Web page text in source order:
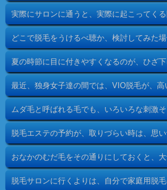
実際にサロンに通うと、実際に起こってく
どこで脱毛をうけるべ聴か、検討してみた場
夏の時節に目に付きやすくなるのが、ひざ
最近、独身女子達の間では、VIO脱毛が、高
ムダ毛と呼ばれる毛でも、いろいろな刺激
脱毛エステの予約が、取りづらい時は、思い
おなかのむだ毛をその通りにしておくと、
脱毛サロンに行くよりは、自分で家庭用脱毛